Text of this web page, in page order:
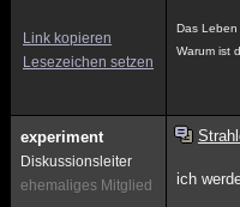
Link kopieren
Lesezeichen setzen
Das Leben
Warum ist
experiment
Diskussionsleiter
ehemaliges Mitglied
ich